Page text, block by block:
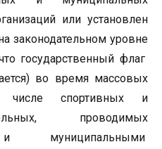
или установлен
законодательном уровне
государственный флаг
во время массовых
спортивных и
проводимых
и муниципальными